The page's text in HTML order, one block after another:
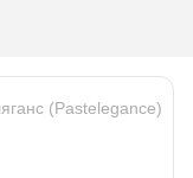
(Pastelegance)